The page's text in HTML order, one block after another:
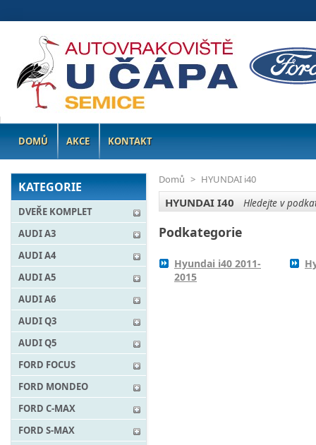
DOMŮ AKCE KONTAKT
KATEGORIE
DVEŘE KOMPLET
AUDI A3
AUDI A4
AUDI A5
AUDI A6
AUDI Q3
AUDI Q5
FORD FOCUS
FORD MONDEO
FORD C-MAX
FORD S-MAX
Domů > HYUNDAI i40
HYUNDAI I40 Hledejte v
Podkategorie
Hyundai i40 2011-
2015